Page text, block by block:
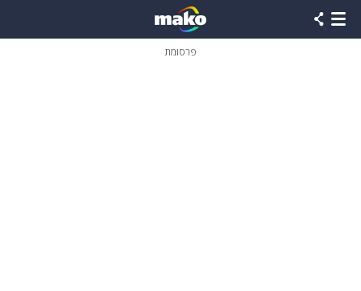
פרסומת